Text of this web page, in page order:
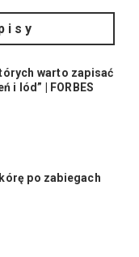
warto zapisać
i lód” | FORBES
po zabiegach